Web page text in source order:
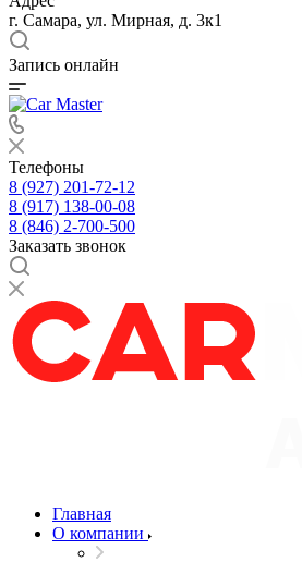
г. Самара, ул. Мирная, д. 3к1
Запись онлайн
Телефоны
8 (927) 201-72-12
8 (917) 138-00-08
8 (846) 2-700-500
Заказать звонок
Главная
О компании